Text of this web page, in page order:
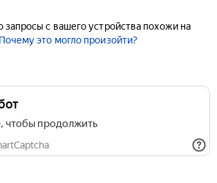
запросы с вашего устройства похожи на
Почему это могло произойти?
чтобы продолжить